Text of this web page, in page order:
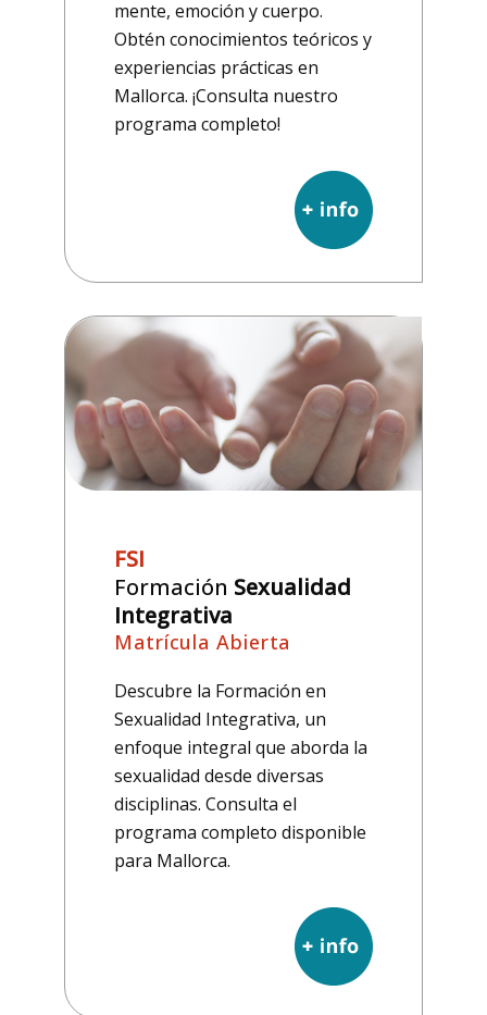
mente, emoción y cuerpo.
Obtén conocimientos teóricos y
experiencias prácticas en
Mallorca. ¡Consulta nuestro
programa completo!
FSI
Formación Sexualidad
Integrativa
Matrícula Abierta
Descubre la Formación en
Sexualidad Integrativa, un
enfoque integral que aborda la
sexualidad desde diversas
disciplinas. Consulta el
programa completo disponible
para Mallorca.